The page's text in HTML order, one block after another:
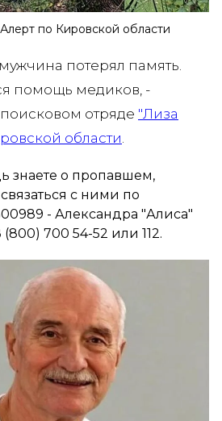
по Кировской области
потерял память.
помощь медиков, -
отряде "Лиза
области
знаете о пропавшем,
с ними по
- Александра "Алиса"
700 54-52 или 112.